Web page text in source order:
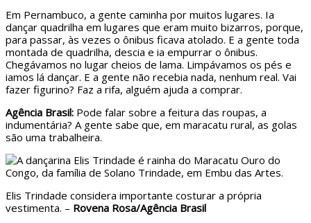
Em Pernambuco, a gente caminha por muitos lugares. Ia
dançar quadrilha em lugares que eram muito bizarros, porque,
para passar, às vezes o ônibus ficava atolado. E a gente toda
montada de quadrilha, descia e ia empurrar o ônibus.
Chegávamos no lugar cheios de lama. Limpávamos os pés e
iamos lá dançar. E a gente não recebia nada, nenhum real. Vai
fazer figurino? Faz a rifa, alguém ajuda a comprar.
Agência Brasil: Pode falar sobre a feitura das roupas, a
indumentária? A gente sabe que, em maracatu rural, as golas
são uma trabalheira.
Elis Trindade considera importante costurar a própria
vestimenta. – Rovena Rosa/Agência Brasil